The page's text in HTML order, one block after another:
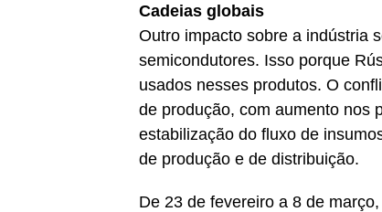
Cadeias globais
Outro impacto sobre a indústria
semicondutores. Isso porque
usados nesses produtos. O
de produção, com aumento nos
estabilização do fluxo de
de produção e de distribuição.
De 23 de fevereiro a 8 de